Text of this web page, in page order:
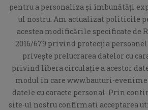
pentru a personaliza și îmbunătăți
ul nostru. Am actualizat politicile
acestea modificările specificate de
2016/679 privind protecția
privește prelucrarea datelor cu
privind libera circulație a acestor
modul in care www.bauturi-
datele cu caracte personal. Prin
site-ul nostru confirmati acceptarea